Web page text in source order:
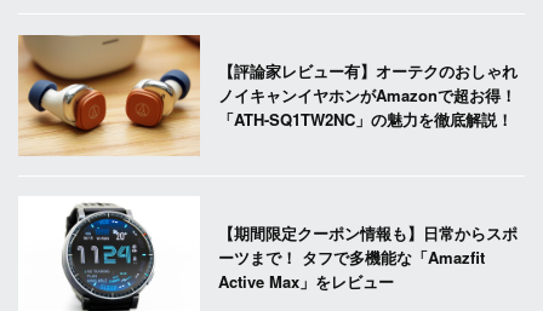
【評論家レビュー有】オーテクのおしゃれ
ノイキャンイヤホンがAmazonで超お得！
「ATH-SQ1TW2NC」の魅力を徹底解説！
【期間限定クーポン情報も】日常からスポ
ーツまで！ タフで多機能な「Amazfit
Active Max」をレビュー